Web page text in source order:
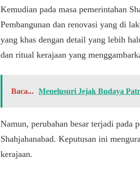
Kemudian pada masa pemerintahan
Pembangunan dan renovasi yang di
yang khas dengan detail yang lebih
dan ritual kerajaan yang
Baca... Menelusuri Jejak Budaya
Namun, perubahan besar terjadi pada
Shahjahanabad. Keputusan ini
kerajaan.